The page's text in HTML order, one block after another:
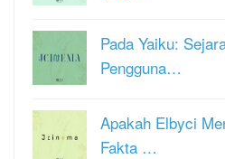
Pada Yaiku:
Pengguna…
Apakah Elbyci
Fakta …